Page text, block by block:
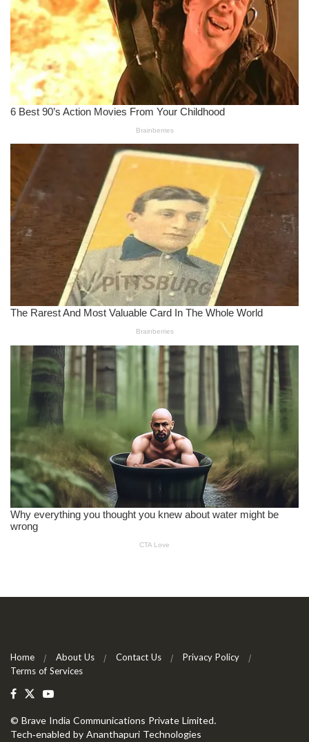
Home About Us Contact Us
Privacy Policy
Terms of Services
© Brave India Communications Private Limited.
Tech-enabled by Ananthapuri Technologies